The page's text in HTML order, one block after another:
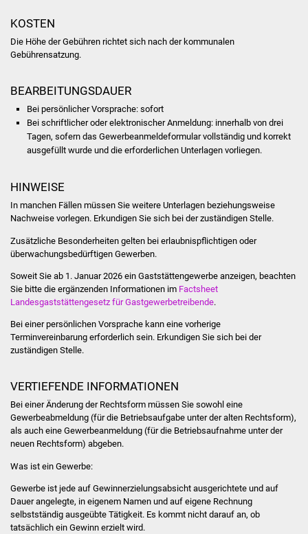
Stadtfest
Hallenbad
Kulturhalle
Vereine und Parteien
Beirat Süßener Vereine
Sportanlagen
Erlebnisregion
Schwäbischer Albtrauf
KOSTEN
Die Höhe der Gebühren richtet sich nach der kommunalen
Gebührensatzung.
BEARBEITUNGSDAUER
Bei persönlicher Vorsprache: sofort
Bei schriftlicher oder elektronischer Anmeldung: innerhalb von drei
Tagen, sofern das Gewerbeanmeldeformular vollständig und korrekt
ausgefüllt wurde und die erforderlichen Unterlagen vorliegen.
HINWEISE
In manchen Fällen müssen Sie weitere Unterlagen beziehungsweise
Nachweise vorlegen. Erkundigen Sie sich bei der zuständigen Stelle.
Zusätzliche Besonderheiten gelten bei erlaubnispflichtigen oder
überwachungsbedürftigen Gewerben.
Soweit Sie ab 1. Januar 2026 ein Gaststättengewerbe anzeigen, beachten
Sie bitte die ergänzenden Informationen im Factsheet
Landesgaststättengesetz für Gastgewerbetreibende.
Bei einer persönlichen Vorsprache kann eine vorherige
Terminvereinbarung erforderlich sein. Erkundigen Sie sich bei der
zuständigen Stelle.
VERTIEFENDE INFORMATIONEN
Bei einer Änderung der Rechtsform müssen Sie sowohl eine
Gewerbeabmeldung (für die Betriebsaufgabe unter der alten Rechtsform),
als auch eine Gewerbeanmeldung (für die Betriebsaufnahme unter der
neuen Rechtsform) abgeben.
Was ist ein Gewerbe:
Gewerbe ist jede auf Gewinnerzielungsabsicht ausgerichtete und auf
Dauer angelegte, in eigenem Namen und auf eigene Rechnung
selbstständig ausgeübte Tätigkeit. Es kommt nicht darauf an, ob
tatsächlich ein Gewinn erzielt wird.